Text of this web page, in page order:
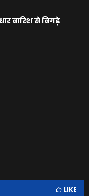
बारिश से बिगड़े
LIKE